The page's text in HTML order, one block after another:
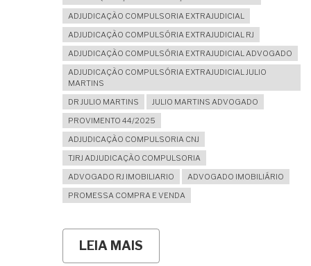
ADJUDICAÇÃO COMPULSORIA EXTRAJUDICIAL
ADJUDICAÇÃO COMPULSÓRIA EXTRAJUDICIAL RJ
ADJUDICAÇÃO COMPULSÓRIA EXTRAJUDICIAL ADVOGADO
ADJUDICAÇÃO COMPULSÓRIA EXTRAJUDICIAL JULIO
MARTINS
DR JULIO MARTINS
JULIO MARTINS ADVOGADO
PROVIMENTO 44/2025
ADJUDICAÇÃO COMPULSORIA CNJ
TJRJ ADJUDICAÇÃO COMPULSORIA
ADVOGADO RJ IMOBILIARIO
ADVOGADO IMOBILIÁRIO
PROMESSA COMPRA E VENDA
LEIA MAIS
ADJUDICAÇÃO